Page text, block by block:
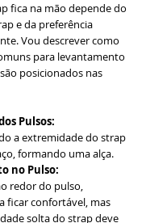
fica na mão depende do
e da preferência
Vou descrever como
para levantamento
posicionados nas
Pulsos:
a extremidade do strap
formando uma alça.
no Pulso:
redor do pulso,
ficar confortável, mas
solta do strap deve